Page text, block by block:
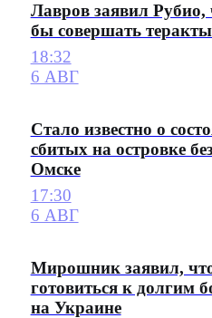
Лавров заявил Рубио,
бы совершать
18:32
6 АВГ
Стало известно о
сбитых на островке
Омске
17:30
6 АВГ
Мирошник заявил,
готовиться к долгим
на Украине